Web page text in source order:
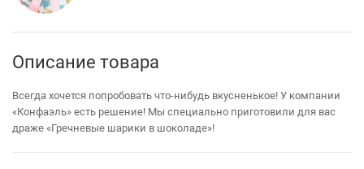
Описание товара
Всегда хочется попробовать что-нибудь вкусненькое! У компании
«Конфаэль» есть решение! Мы специально приготовили для вас
драже «Гречневые шарики в шоколаде»!